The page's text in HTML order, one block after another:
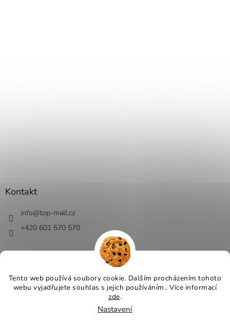
Tento web používá soubory cookie. Dalším procházením tohoto
webu vyjadřujete souhlas s jejich používáním.. Více informací
zde.
Nastavení
Kontakt
info@top-mall.cz
+420 601 570 570
Vytvořil Shoptet